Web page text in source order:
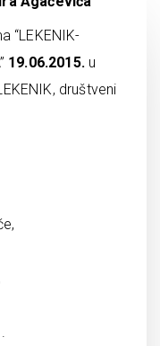
“LEKENIK-
19.06.2015.u
društveni